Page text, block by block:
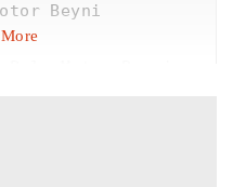
Beyni
Beyni